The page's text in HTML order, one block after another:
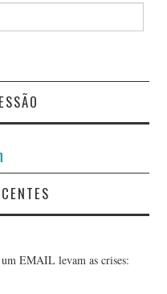
EMAIL levam as crises: